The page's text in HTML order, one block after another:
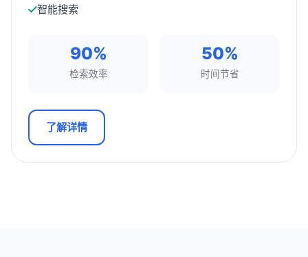
智能搜索
90%
检索效率
50%
时间节省
了解详情